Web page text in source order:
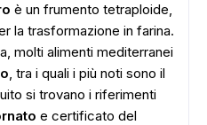
è un frumento tetraploide,
la trasformazione in farina.
molti alimenti mediterranei
, tra i quali i più noti sono il
si trovano i riferimenti
e certificato del